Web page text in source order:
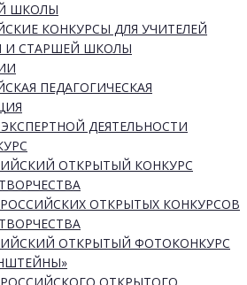
ШКОЛЫ
КОНКУРСЫ ДЛЯ УЧИТЕЛЕЙ
И СТАРШЕЙ ШКОЛЫ
ПЕДАГОГИЧЕСКАЯ
ДЕЯТЕЛЬНОСТИ
ОТКРЫТЫЙ КОНКУРС
ОТКРЫТЫХ КОНКУРСОВ
ОТКРЫТЫЙ ФОТОКОНКУРС